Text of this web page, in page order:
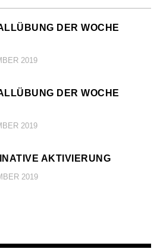
DER WOCHE (
2019
DER WOCHE (
2019
AKTIVIERUNG
2019